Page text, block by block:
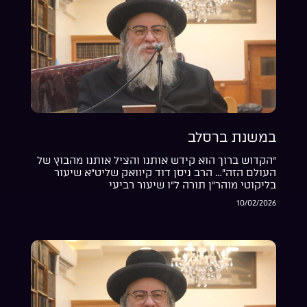
במשנת ברסלב
“הקדוש ברוך הוא קידש אותנו והציל אותנו מהבוץ של
העולם הזה”… הרב ניסן דוד קיוואק שליט”א שיעור
בליקוטי מוהר”ן תורה ל”ו שיעור רביעי
10/02/2026